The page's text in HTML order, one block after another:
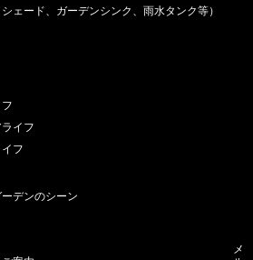
ェード、ガーデンシンク、雨水タンク等）
イフ
フ
デンのシーン
メ